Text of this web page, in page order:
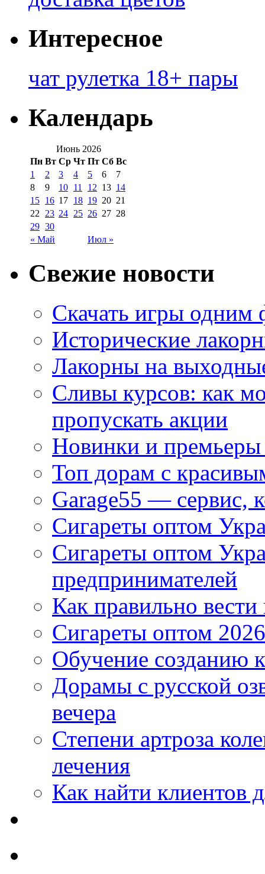
Интересное
чат рулетка 18+ пары
Календарь
Июнь 2026
Пн Вт Ср Чт Пт Сб Вс
« Май Июл »
1 2 3 4 5 6
7
8
9 10 11 12 13 14
15 16 17 18 19 20 21
22
23 24 25 26 27 28
29 30
Свежие новости
Скачать игры одним
Исторические
Лакорны на
Сливы курсов: как
пропускать акции
Новинки и
Топ дорам с
Garage55 — сервис,
Сигареты оптом
Сигареты оптом
предпринимателей
Как правильно
Сигареты оптом
Обучение созданию
Дорамы с русской
вечера
Степени артроза
лечения
Как найти клиентов